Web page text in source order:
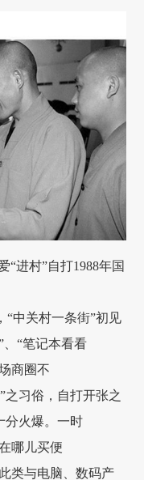
“进村”自打1988年国
“中关村一条街”初见
、“笔记本看看
商圈不
之习俗，自打开张之
分火爆。一时
哪儿买便
类与电脑、数码产